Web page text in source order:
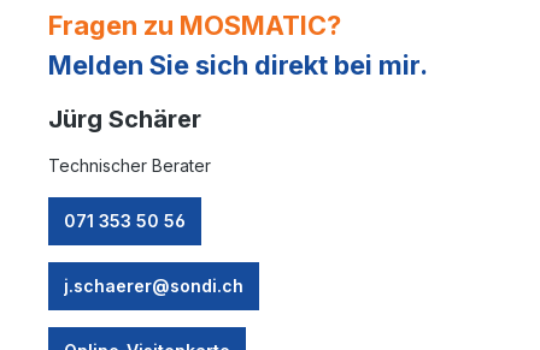
Fragen zu MOSMATIC?
Melden Sie sich direkt bei mir.
Jürg Schärer
Technischer Berater
071 353 50 56
j.schaerer@sondi.ch